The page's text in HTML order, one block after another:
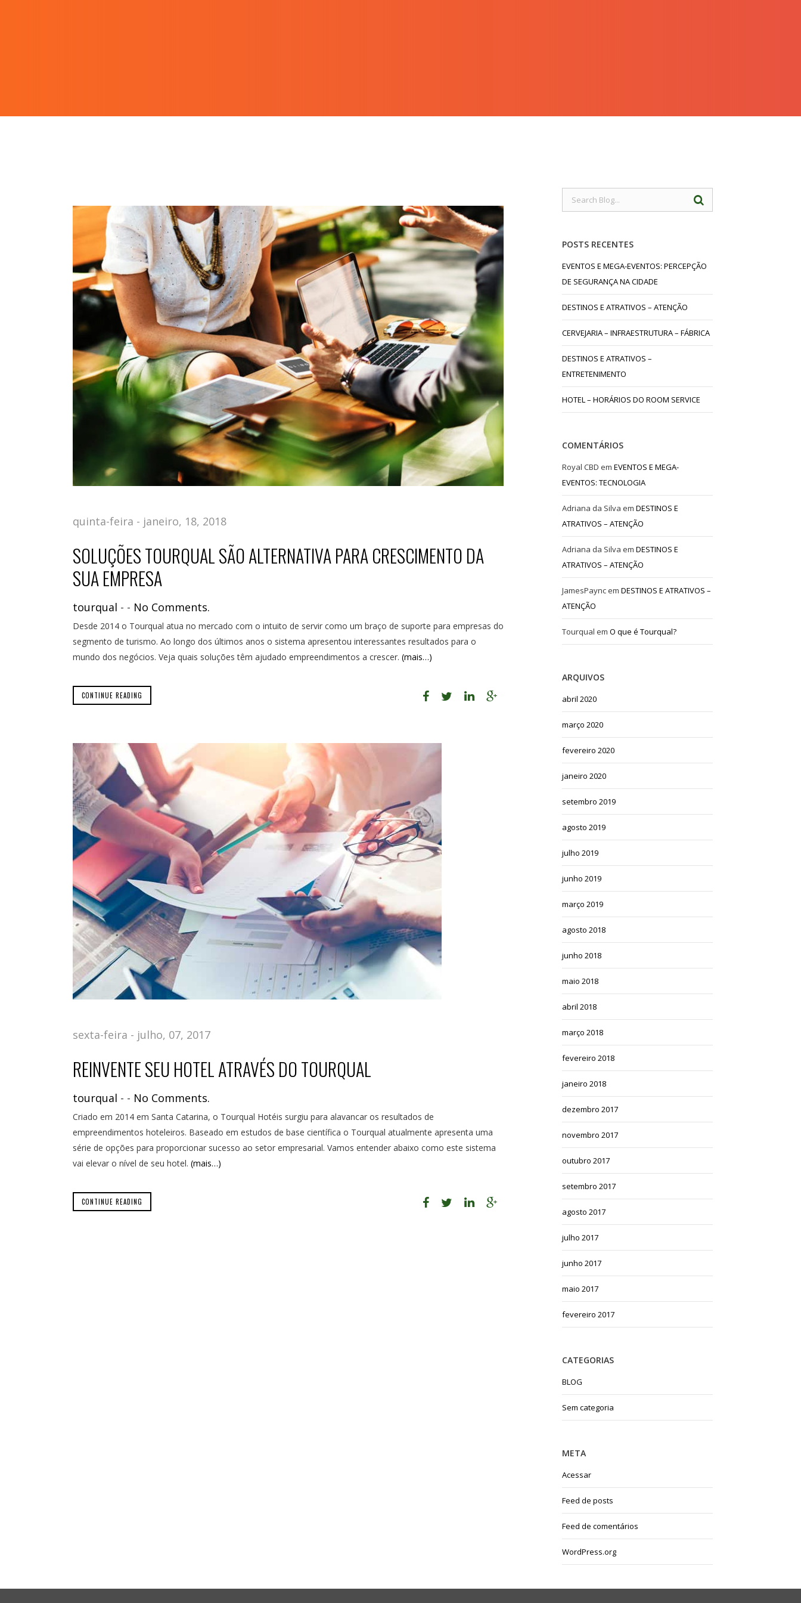
quinta-feira - janeiro, 18, 2018
SOLUÇÕES TOURQUAL SÃO ALTERNATIVA PARA CRESCIMENTO DA
SUA EMPRESA
tourqual - - No Comments.
Desde 2014 o Tourqual atua no mercado com o intuito de servir como um braço de suporte para empresas do
segmento de turismo. Ao longo dos últimos anos o sistema apresentou interessantes resultados para o
mundo dos negócios. Veja quais soluções têm ajudado empreendimentos a crescer. (mais…)
CONTINUE READING
sexta-feira - julho, 07, 2017
REINVENTE SEU HOTEL ATRAVÉS DO TOURQUAL
tourqual - - No Comments.
Criado em 2014 em Santa Catarina, o Tourqual Hotéis surgiu para alavancar os resultados de
empreendimentos hoteleiros. Baseado em estudos de base científica o Tourqual atualmente apresenta uma
série de opções para proporcionar sucesso ao setor empresarial. Vamos entender abaixo como este sistema
vai elevar o nível de seu hotel. (mais…)
CONTINUE READING
POSTS RECENTES
EVENTOS E MEGA-EVENTOS: PERCEPÇÃO
DE SEGURANÇA NA CIDADE
DESTINOS E ATRATIVOS – ATENÇÃO
CERVEJARIA – INFRAESTRUTURA – FÁBRICA
DESTINOS E ATRATIVOS –
ENTRETENIMENTO
HOTEL – HORÁRIOS DO ROOM SERVICE
COMENTÁRIOS
Royal CBD emEVENTOS E MEGA-
EVENTOS: TECNOLOGIA
Adriana da Silva emDESTINOS E
ATRATIVOS – ATENÇÃO
Adriana da Silva emDESTINOS E
ATRATIVOS – ATENÇÃO
JamesPaync emDESTINOS E ATRATIVOS –
ATENÇÃO
Tourqual emO que é Tourqual?
ARQUIVOS
abril 2020
março 2020
fevereiro 2020
janeiro 2020
setembro 2019
agosto 2019
julho 2019
junho 2019
março 2019
agosto 2018
junho 2018
maio 2018
abril 2018
março 2018
fevereiro 2018
janeiro 2018
dezembro 2017
novembro 2017
outubro 2017
setembro 2017
agosto 2017
julho 2017
junho 2017
maio 2017
fevereiro 2017
CATEGORIAS
BLOG
Sem categoria
META
Acessar
Feed de posts
Feed de comentários
WordPress.org